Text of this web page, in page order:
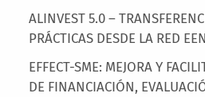
ALINVEST 5.0 –
PRÁCTICAS DESDE LA RED EEN
EFFECT-SME: MEJORA Y
DE FINANCIACIÓN,